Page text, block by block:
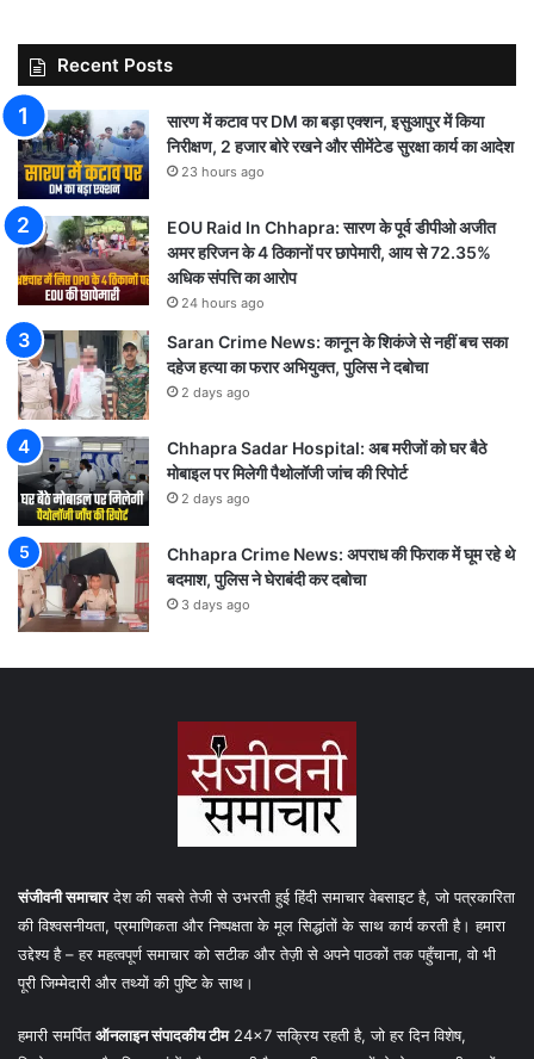
Recent Posts
सारण में कटाव पर DM का बड़ा एक्शन, इसुआपुर में किया
निरीक्षण, 2 हजार बोरे रखने और सीमेंटेड सुरक्षा कार्य का आदेश
23 hours ago
EOU Raid In Chhapra: सारण के पूर्व डीपीओ अजीत
अमर हरिजन के 4 ठिकानों पर छापेमारी, आय से 72.35%
अधिक संपत्ति का आरोप
24 hours ago
Saran Crime News: कानून के शिकंजे से नहीं बच सका
दहेज हत्या का फरार अभियुक्त, पुलिस ने दबोचा
2 days ago
Chhapra Sadar Hospital: अब मरीजों को घर बैठे
मोबाइल पर मिलेगी पैथोलॉजी जांच की रिपोर्ट
2 days ago
Chhapra Crime News: अपराध की फिराक में घूम रहे थे
बदमाश, पुलिस ने घेराबंदी कर दबोचा
3 days ago
संजीवनी समाचारदेश की सबसे तेजी से उभरती हुई हिंदी समाचार वेबसाइट है, जो पत्रकारिता
की विश्वसनीयता, प्रमाणिकता और निष्पक्षता के मूल सिद्धांतों के साथ कार्य करती है। हमारा
उद्देश्य है – हर महत्वपूर्ण समाचार को सटीक और तेज़ी से अपने पाठकों तक पहुँचाना, वो भी
पूरी जिम्मेदारी और तथ्यों की पुष्टि के साथ।
हमारी समर्पितऑनलाइन संपादकीय टीम24×7 सक्रिय रहती है, जो हर दिन विशेष,